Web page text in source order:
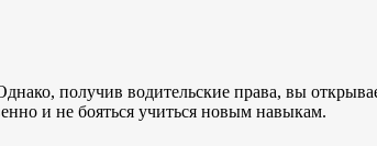
получив водительские права, вы
и не бояться учиться новым навыкам.